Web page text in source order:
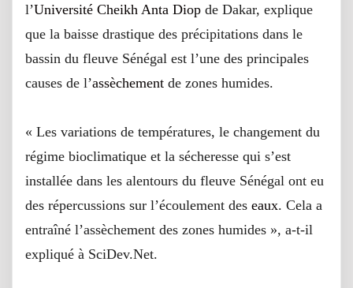
l’Université Cheikh Anta Diop de Dakar, explique
que la baisse drastique des précipitations dans le
bassin du fleuve Sénégal est l’une des principales
causes de l’assèchement de zones humides.
« Les variations de températures, le changement du
régime bioclimatique et la sécheresse qui s’est
installée dans les alentours du fleuve Sénégal ont eu
des répercussions sur l’écoulement des eaux. Cela a
entraîné l’assèchement des zones humides », a-t-il
expliqué à SciDev.Net.